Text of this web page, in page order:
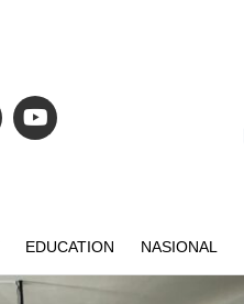
EDUCATION NASIONAL